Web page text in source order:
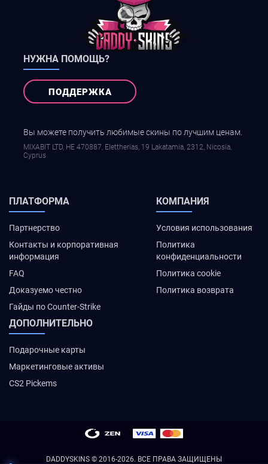
НУЖНА ПОМОЩЬ?
ПОДДЕРЖКА
Вы можете получить любимые скины по лучшим ценам.
MIXABIT LTD, ΗΕ 470887, Elettherias, 19 Lakatamia, 2312, Nicosia,
Cyprus
ПЛАТФОРМА
Партнерство
Контакты и корпоративная
информация
FAQ
Доказуемо честно
Гайды по Counter-Strike
КОМПАНИЯ
Условия использования
Политика
конфиденциальности
Политика cookie
Политика возврата
ДОПОЛНИТЕЛЬНО
Подарочные карты
Маркетинговые активы
CS2 Pickems
DADDYSKINS © 2016-2026. ВСЕ ПРАВА ЗАЩИЩЕНЫ